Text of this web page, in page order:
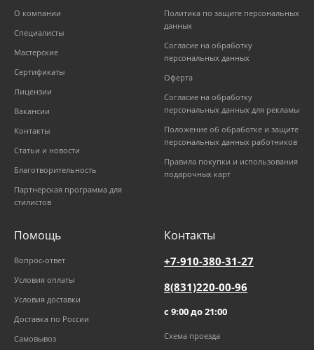
О компании
Специалисты
Мастерские
Сертификаты
Лицензии
Вакансии
Контакты
Статьи и новости
Благотворительность
Партнерская программа для
стилистов
Политика по защите персональных
данных
Согласие на обработку
персональных данных
Оферта
Согласие на обработку
персональных данных для рекламы
Положение об обработке и защите
персональных данных работников
Правила покупки и использования
подарочных карт
Помощь
Вопрос-ответ
Условия оплаты
Условия доставки
Доставка по России
Самовывоз
Контакты
+7-910-380-31-27
8(831)220-00-96
с 9:00 до 21:00
Схема проезда